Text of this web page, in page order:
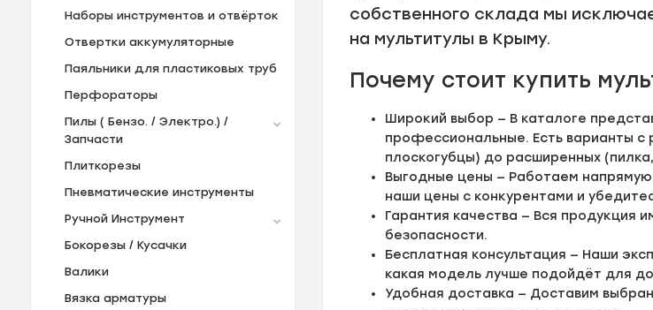
Наборы инструментов и отвёрток
Отвертки аккумуляторные
Паяльники для пластиковых труб
Перфораторы
Пилы ( Бензо. / Электро.) /
Запчасти
Плиткорезы
Пневматические инструменты
Ручной Инструмент
Бокорезы / Кусачки
Валики
Вязка арматуры
собственного склада мы
на мультитулы в Крыму.
Почему стоит купить
Широкий выбор — В каталоге
профессиональные. Есть варианты с
плоскогубцы) до расширенных
Выгодные цены — Работаем
наши цены с конкурентами и
Гарантия качества — Вся продукция
безопасности.
Бесплатная консультация — Наши
какая модель лучше подойдёт для
Удобная доставка — Доставим